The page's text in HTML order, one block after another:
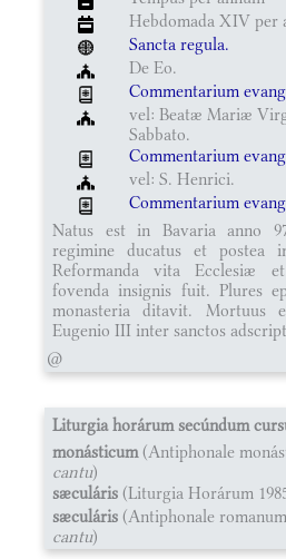
Hebdomada XIV per
Sancta regula.
De Eo.
Commentarium
vel: Beatæ Mariæ
Sabbato.
Commentarium
vel: S. Henrici.
Commentarium
Natus est in Bavaria anno
regimine ducatus et postea
Reformanda vita Ecclesiæ
fovenda insignis fuit. Plures
monasteria ditavit. Mortuus
Eugenio III inter sanctos
@
Liturgia horárum secúndum
monásticum(Antiphonale
cantu)
sæculáris (Liturgia Horárum
sæculáris (Antiphonale
cantu)